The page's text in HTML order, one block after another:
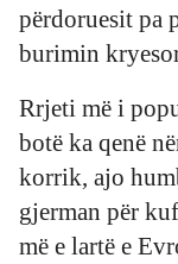
përdoruesit pa
burimin
Rrjeti më i
botë ka qenë
korrik, ajo
gjerman për
më e lartë e